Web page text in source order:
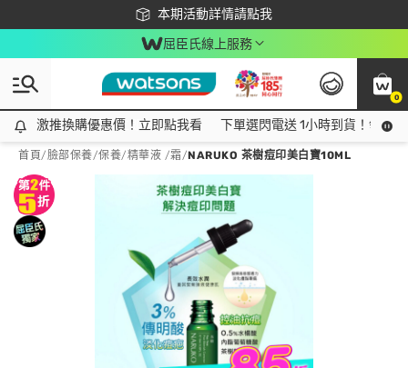
本期活動詳情請點我
下載app最高回饋$350
屈臣氏線上服務
0
激推換購優惠價！立即點我看
激推換購優惠價！立即點我看 下單選閃電送 1小時到貨！領神
首頁/臉部保養/保養/精華液 /霜/NARUKO 茶樹痘印美白寶10ML